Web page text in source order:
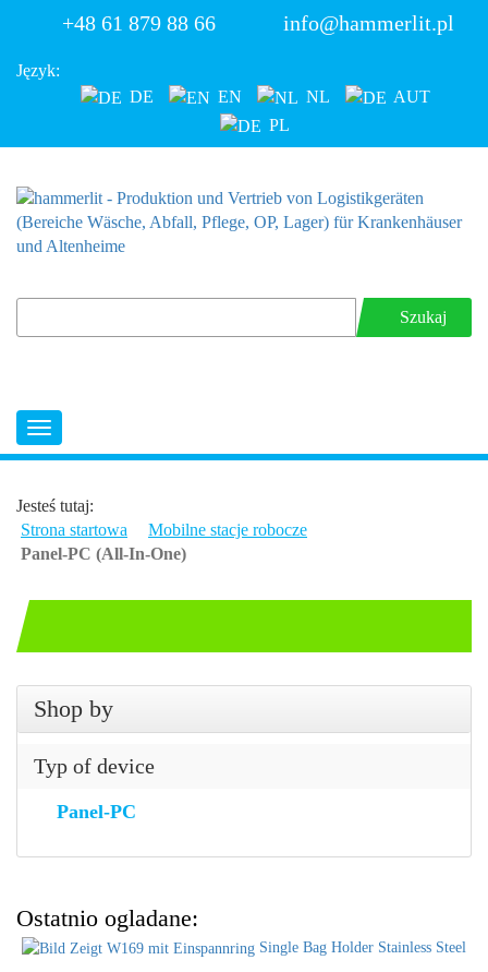
+48 61 879 88 66 info@hammerlit.pl
Język:
DE
EN NL
AUT
PL
Szukaj
Jesteś tutaj:
Strona startowa
Mobilne stacje robocze
Panel-PC (All-In-One)
Shop by
Typ of device
Panel-PC
Ostatnio ogladane:
Single Bag Holder Stainless Steel